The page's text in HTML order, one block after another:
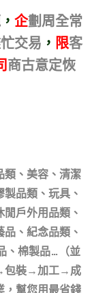
， 企劃周全常
交易 ， 限客
商古意定恢
類、美容、清潔
品類、玩具、
戶外用品類、
、紀念品類、
、棉製品…（並
包裝→加工→成
，幫您用最省錢